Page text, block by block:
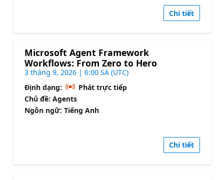
Chi tiết
Microsoft Agent Framework
Workflows: From Zero to Hero
3 tháng 9, 2026 | 6:00 SA (UTC)
Định dạng:
Phát trực tiếp
Chủ đề: Agents
Ngôn ngữ: Tiếng Anh
Chi tiết